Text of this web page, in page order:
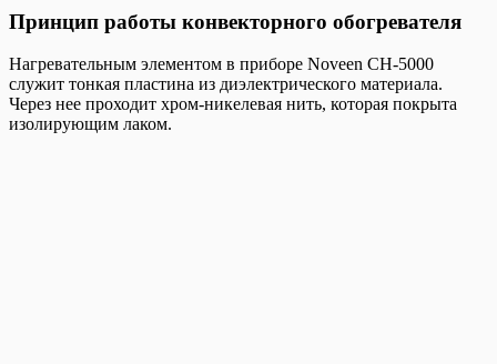
Принцип работы конвекторного обогревателя
Нагревательным элементом в приборе Noveen CH-5000
служит тонкая пластина из диэлектрического материала.
Через нее проходит хром-никелевая нить, которая покрыта
изолирующим лаком.